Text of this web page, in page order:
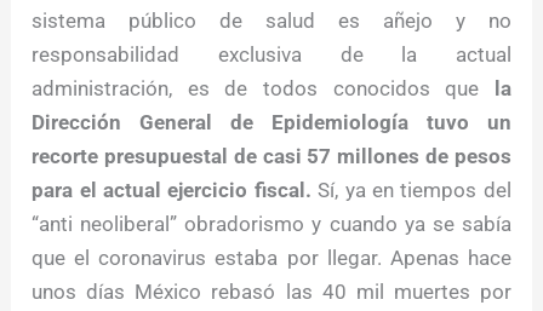
sistema público de salud es añejo y no
responsabilidad exclusiva de la actual
administración, es de todos conocidos que la
Dirección General de Epidemiología tuvo un
recorte presupuestal de casi 57 millones de pesos
para el actual ejercicio fiscal. Sí, ya en tiempos del
“anti neoliberal” obradorismo y cuando ya se sabía
que el coronavirus estaba por llegar. Apenas hace
unos días México rebasó las 40 mil muertes por